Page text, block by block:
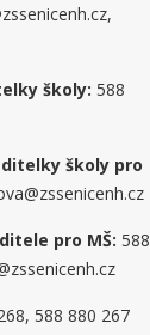
školy: 588
školy pro
pro MŠ:588
588 880 267